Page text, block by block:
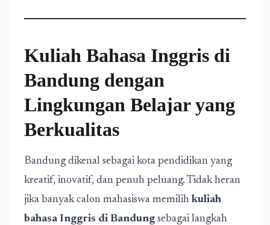
Kuliah Bahasa Inggris di
Bandung dengan
Lingkungan Belajar yang
Berkualitas
Bandung dikenal sebagai kota pendidikan yang
kreatif, inovatif, dan penuh peluang. Tidak heran
jika banyak calon mahasiswa memilih kuliah
bahasa Inggris di Bandung sebagai langkah